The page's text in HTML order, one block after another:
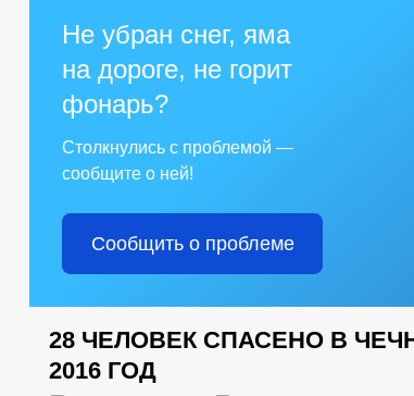
Не убран снег, яма
на дороге, не горит
фонарь?
Столкнулись с проблемой —
сообщите о ней!
Сообщить о проблеме
28 ЧЕЛОВЕК СПАСЕНО В
2016 ГОД